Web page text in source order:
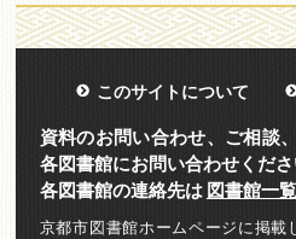
このサイトについて
資料のお問い合わせ、ご相談
各図書館にお問い合わせくださ
各図書館の連絡先は 図書館一覧
京都市図書館ホームページに掲載